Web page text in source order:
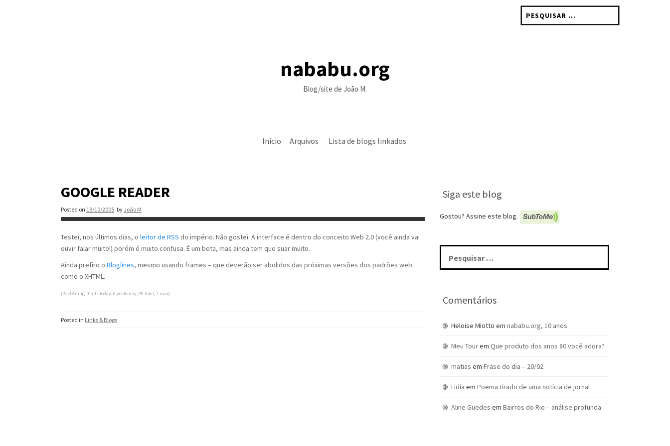
por:
nababu.org
Blog/site de João M.
Início Arquivos Lista de blogs linkados
GOOGLE READER
Posted on 19/10/2005 by João M
Testei, nos últimos dias, o leitor de RSS do império. Não gostei. A interface é dentro do conceito Web 2.0 (você ainda vai
ouvir falar muito!) porém é muito confusa. É um beta, mas ainda tem que suar muito.
Ainda prefiro o Bloglines, mesmo usando frames – que deverão ser abolidos das próximas versões dos padrões web
como o XHTML.
(PostRating: 0 hits today, 0 yesterday, 99 total, 7 max)
Posted in Links & Blogs
Siga este blog
Gostou? Assine este blog.
Pesquisar
por:
Comentários
Heloise Miotto em nababu.org, 10 anos
Meu Tourem Que produto dos anos 80 você adora?
matias em Frase do dia – 20/02
Lidia em Poema tirado de uma notícia de jornal
Aline Guedes em Bairros do Rio – análise profunda